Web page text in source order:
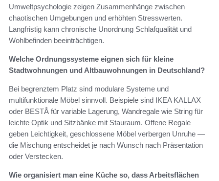
Umweltpsychologie zeigen Zusammenhänge zwischen
chaotischen Umgebungen und erhöhten Stresswerten.
Langfristig kann chronische Unordnung Schlafqualität und
Wohlbefinden beeinträchtigen.
Welche Ordnungssysteme eignen sich für kleine
Stadtwohnungen und Altbauwohnungen in Deutschland?
Bei begrenztem Platz sind modulare Systeme und
multifunktionale Möbel sinnvoll. Beispiele sind IKEA KALLAX
oder BESTÅ für variable Lagerung, Wandregale wie String für
leichte Optik und Sitzbänke mit Stauraum. Offene Regale
geben Leichtigkeit, geschlossene Möbel verbergen Unruhe —
die Mischung entscheidet je nach Wunsch nach Präsentation
oder Verstecken.
Wie organisiert man eine Küche so, dass Arbeitsflächen